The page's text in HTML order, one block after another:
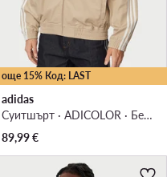
още 15% Код: LAST
adidas
Суитшърт · ADICOLOR · Бежов
89,99€